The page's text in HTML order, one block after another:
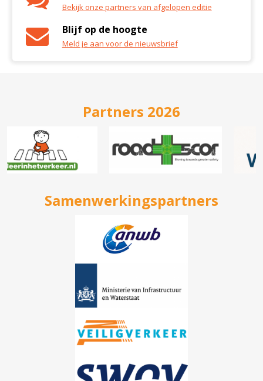
Bekijk onze partners van afgelopen editie
Blijf op de hoogte
Meld je aan voor de nieuwsbrief
Partners 2026
Samenwerkingspartners